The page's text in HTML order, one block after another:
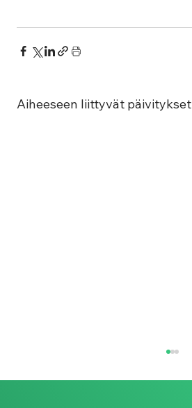
Aiheeseen liittyvät päivitykset